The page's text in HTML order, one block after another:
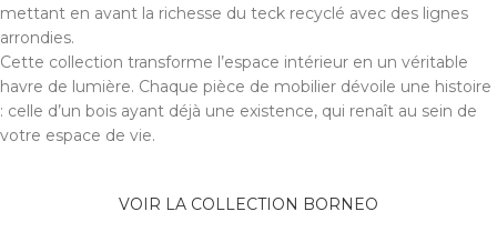
mettant en avant la richesse du teck recyclé avec des lignes
arrondies.
Cette collection transforme l’espace intérieur en un véritable
havre de lumière. Chaque pièce de mobilier dévoile une histoire
: celle d’un bois ayant déjà une existence, qui renaît au sein de
votre espace de vie.
VOIR LA COLLECTION BORNEO